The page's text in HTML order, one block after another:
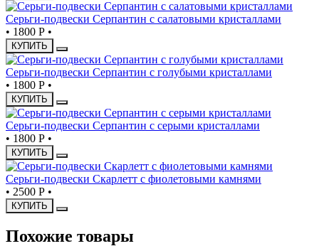
Серьги-подвески Серпантин с салатовыми кристаллами
• 1800 Р •
КУПИТЬ
Серьги-подвески Серпантин с голубыми кристаллами
• 1800 Р •
КУПИТЬ
Серьги-подвески Серпантин с серыми кристаллами
• 1800 Р •
КУПИТЬ
Серьги-подвески Скарлетт с фиолетовыми камнями
• 2500 Р •
КУПИТЬ
Похожие товары